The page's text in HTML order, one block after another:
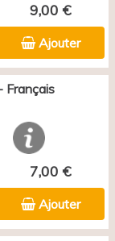
9,00 €
Ajouter
Français
7,00 €
Ajouter